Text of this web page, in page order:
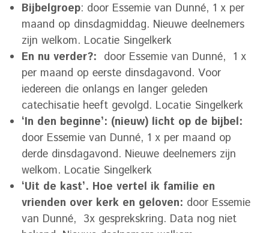
Bijbelgroep: door Essemie van Dunné, 1 x per
maand op dinsdagmiddag. Nieuwe deelnemers
zijn welkom. Locatie Singelkerk
En nu verder?: door Essemie van Dunné, 1 x
per maand op eerste dinsdagavond. Voor
iedereen die onlangs en langer geleden
catechisatie heeft gevolgd. Locatie Singelkerk
‘In den beginne’: (nieuw) licht op de bijbel:
door Essemie van Dunné, 1 x per maand op
derde dinsdagavond. Nieuwe deelnemers zijn
welkom. Locatie Singelkerk
‘Uit de kast’. Hoe vertel ik familie en
vrienden over kerk en geloven: door Essemie
van Dunné, 3x gesprekskring. Data nog niet